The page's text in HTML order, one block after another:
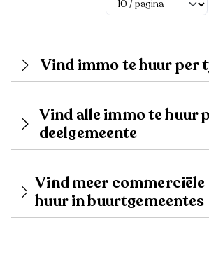
Vind immo te huur per
Vind alle immo te huur
deelgemeente
Vind meer
huur in buurtgemeentes